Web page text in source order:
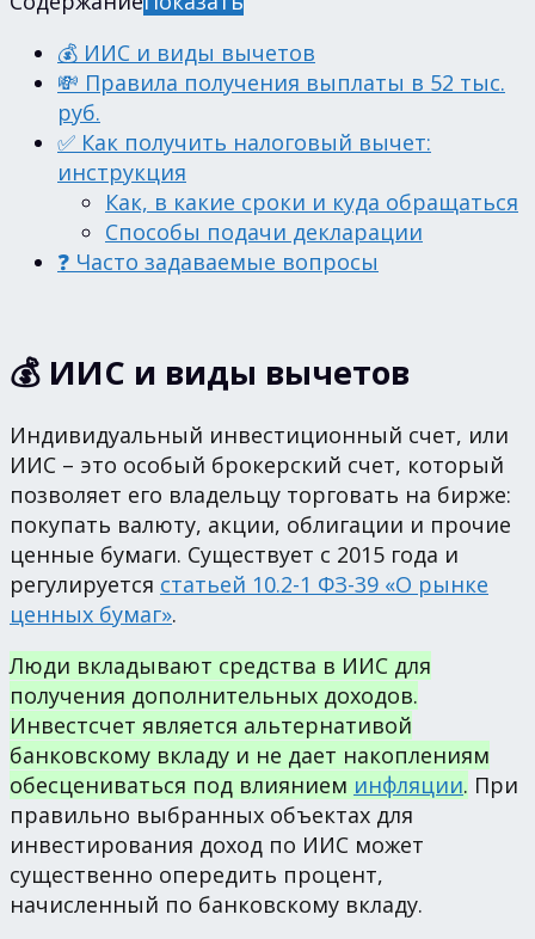
💰 ИИС и виды вычетов
💸 Правила получения выплаты в 52 тыс.
руб.
✅ Как получить налоговый вычет:
инструкция
Как, в какие сроки и куда обращаться
Способы подачи декларации
❓ Часто задаваемые вопросы
💰 ИИС и виды вычетов
Индивидуальный инвестиционный счет, или
ИИС – это особый брокерский счет, который
позволяет его владельцу торговать на бирже:
покупать валюту, акции, облигации и прочие
ценные бумаги. Существует с 2015 года и
регулируется статьей 10.2-1 ФЗ-39 «О рынке
ценных бумаг».
Люди вкладывают средства в ИИС для
получения дополнительных доходов.
Инвестсчет является альтернативой
банковскому вкладу и не дает накоплениям
обесцениваться под влиянием инфляции. При
правильно выбранных объектах для
инвестирования доход по ИИС может
существенно опередить процент,
начисленный по банковскому вкладу.